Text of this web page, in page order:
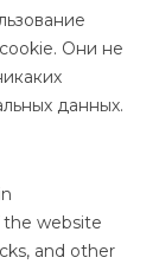
Они не
данных.
website
and other